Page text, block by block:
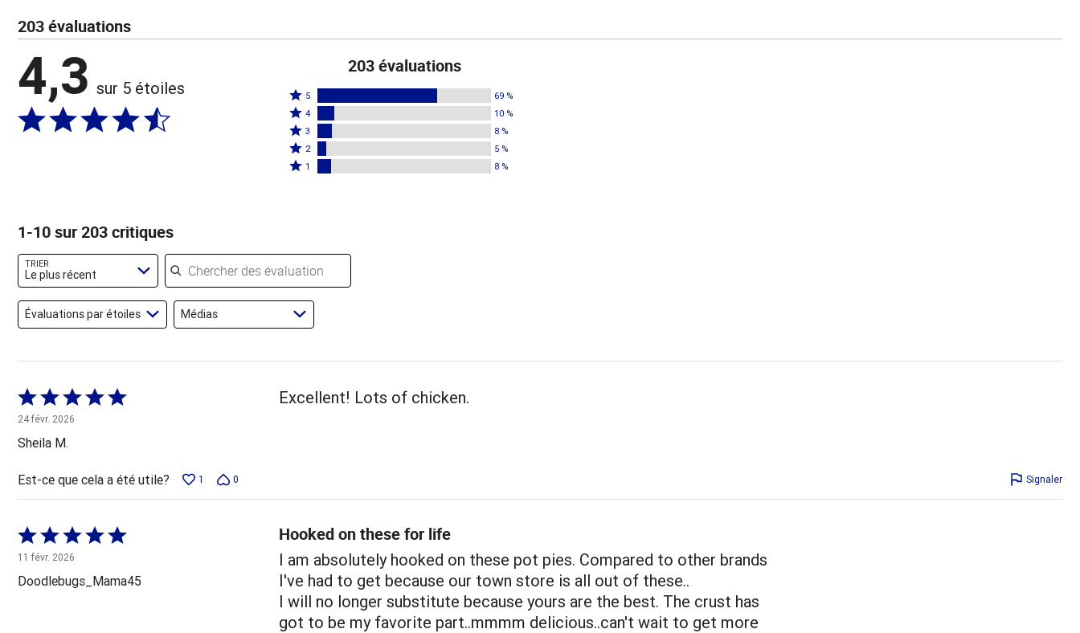
203 évaluations
4,3 sur 5 étoiles
203 évaluations
Coté
5
étoiles
par
69 %
5 69 %
Coté
4
étoiles
par
4 10 %
Coté
3
étoiles
3 8 %
Coté
2
évaluateurs
2 5 %
Coté1 8 %
1-10 sur 203 critiques
TRIER
Le plus récent
Chercher des évaluations
Évaluations par étoiles Médias
Coté
5 sur
5
24 févr. 2026
Sheila M.
Excellent! Lots of chicken.
Est-ce que cela a été utile? 1 0 Signaler
Coté
5 sur
5
11 févr. 2026
Doodlebugs_Mama45
Hooked on these for life
I am absolutely hooked on these pot pies. Compared to other brands
I've had to get because our town store is all out of these..
I will no longer substitute because yours are the best. The crust has
got to be my favorite part..mmmm delicious..can't wait to get more